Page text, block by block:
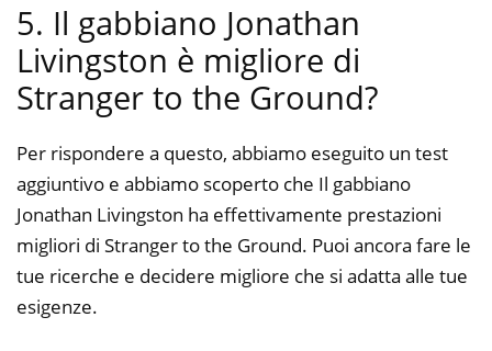
5. Il gabbiano Jonathan
Livingston è migliore di
Stranger to the Ground?
Per rispondere a questo, abbiamo eseguito un test
aggiuntivo e abbiamo scoperto che Il gabbiano
Jonathan Livingston ha effettivamente prestazioni
migliori di Stranger to the Ground. Puoi ancora fare le
tue ricerche e decidere migliore che si adatta alle tue
esigenze.